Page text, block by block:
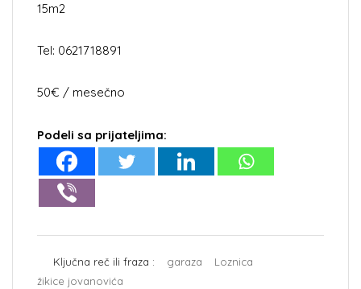
15m2
Tel: 0621718891
50€ / mesečno
Podeli sa prijateljima:
Ključna reč ili fraza : garaza
Loznica
žikice jovanovića